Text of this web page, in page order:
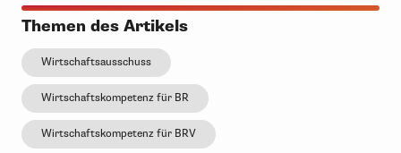
Themen des Artikels
Wirtschaftsausschuss
Wirtschaftskompetenz für BR
Wirtschaftskompetenz für BRV